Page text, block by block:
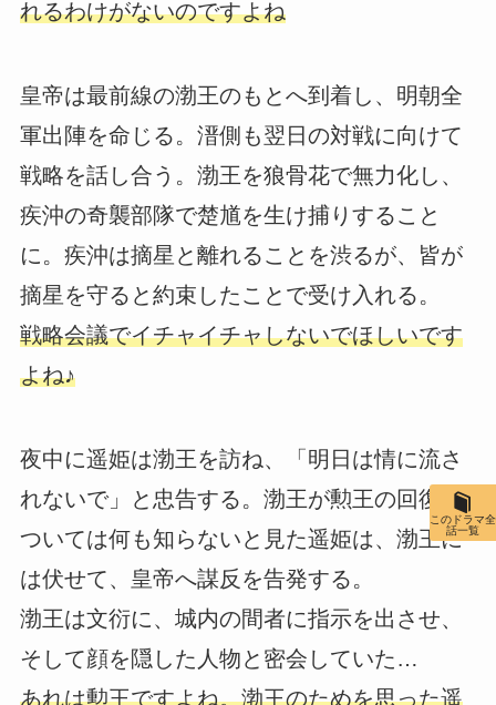
れるわけがないのですよね
皇帝は最前線の渤王のもとへ到着し、明朝全
軍出陣を命じる。溍側も翌日の対戦に向けて
戦略を話し合う。渤王を狼骨花で無力化し、
疾沖の奇襲部隊で楚馗を生け捕りすること
に。疾沖は摘星と離れることを渋るが、皆が
摘星を守ると約束したことで受け入れる。
戦略会議でイチャイチャしないでほしいです
よね♪
夜中に遥姫は渤王を訪ね、「明日は情に流さ
れないで」と忠告する。渤王が勲王の回復に
ついては何も知らないと見た遥姫は、渤王に
は伏せて、皇帝へ謀反を告発する。
渤王は文衍に、城内の間者に指示を出させ、
そして顔を隠した人物と密会していた…
あれは勲王ですよね。渤王のためを思った遥
このドラマ全
話一覧